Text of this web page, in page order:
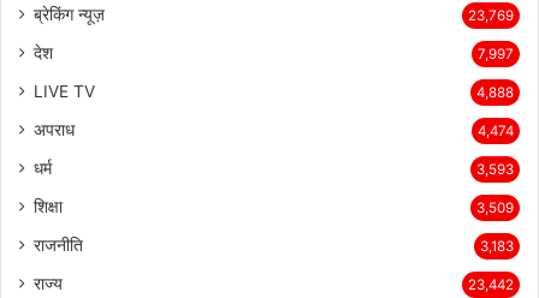
ब्रेकिंग न्यूज़ 23,769
देश 7,997
LIVE TV 4,888
अपराध 4,474
धर्म 3,593
शिक्षा 3,509
राजनीति 3,183
राज्य 23,442